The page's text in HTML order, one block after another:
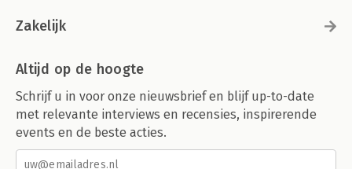
Zakelijk
Altijd op de hoogte
Schrijf u in voor onze nieuwsbrief en blijf up-to-date
met relevante interviews en recensies, inspirerende
events en de beste acties.